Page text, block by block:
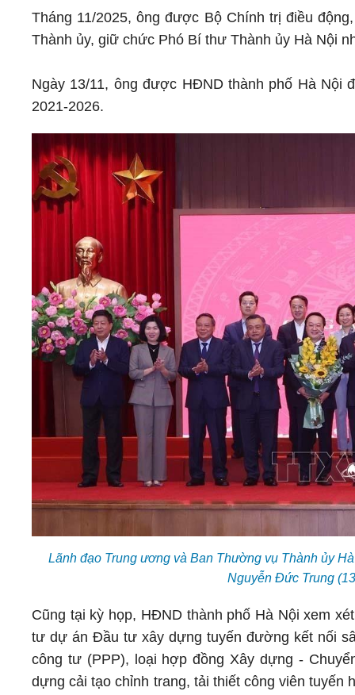
Tháng 11/2025, ông được Bộ Chính trị điều
Thành ủy, giữ chức Phó Bí thư Thành ủy Hà Nội
Ngày 13/11, ông được HĐND thành phố Hà Nội
2021-2026.
Lãnh đạo Trung ương và Ban Thường vụ Thành ủy
Nguyễn Đức Trung
Cũng tại kỳ họp, HĐND thành phố Hà Nội xem
tư dự án Đầu tư xây dựng tuyến đường kết nối
công tư (PPP), loại hợp đồng Xây dựng -
dựng cải tạo chỉnh trang, tải thiết công viên